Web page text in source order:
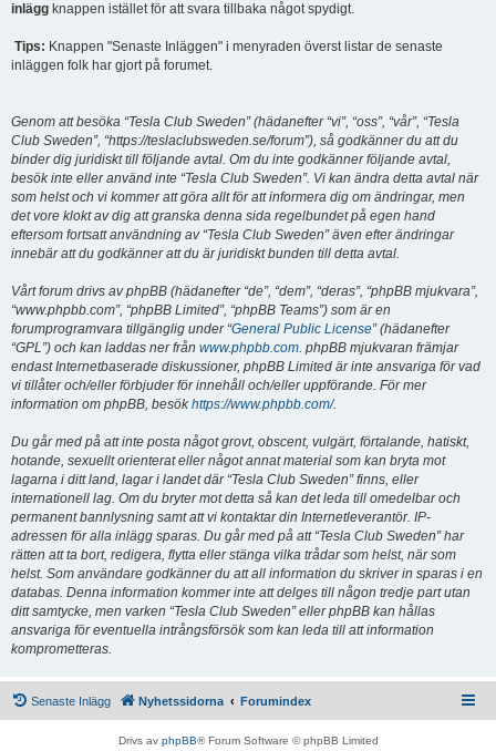
inlägg knappen istället för att svara tillbaka något spydigt.
Tips: Knappen "Senaste Inläggen" i menyraden överst listar de senaste
inläggen folk har gjort på forumet.
Genom att besöka “Tesla Club Sweden” (hädanefter “vi”, “oss”, “vår”, “Tesla
Club Sweden”, “https://teslaclubsweden.se/forum”), så godkänner du att du
binder dig juridiskt till följande avtal. Om du inte godkänner följande avtal,
besök inte eller använd inte “Tesla Club Sweden”. Vi kan ändra detta avtal när
som helst och vi kommer att göra allt för att informera dig om ändringar, men
det vore klokt av dig att granska denna sida regelbundet på egen hand
eftersom fortsatt användning av “Tesla Club Sweden” även efter ändringar
innebär att du godkänner att du är juridiskt bunden till detta avtal.
Vårt forum drivs av phpBB (hädanefter “de”, “dem”, “deras”, “phpBB mjukvara”,
“www.phpbb.com”, “phpBB Limited”, “phpBB Teams”) som är en
forumprogramvara tillgänglig under “General Public License” (hädanefter
“GPL”) och kan laddas ner från www.phpbb.com. phpBB mjukvaran främjar
endast Internetbaserade diskussioner, phpBB Limited är inte ansvariga för vad
vi tillåter och/eller förbjuder för innehåll och/eller uppförande. För mer
information om phpBB, besökhttps://www.phpbb.com/.
Du går med på att inte posta något grovt, obscent, vulgärt, förtalande, hatiskt,
hotande, sexuellt orienterat eller något annat material som kan bryta mot
lagarna i ditt land, lagar i landet där “Tesla Club Sweden” finns, eller
internationell lag. Om du bryter mot detta så kan det leda till omedelbar och
permanent bannlysning samt att vi kontaktar din Internetleverantör. IP-
adressen för alla inlägg sparas. Du går med på att “Tesla Club Sweden” har
rätten att ta bort, redigera, flytta eller stänga vilka trådar som helst, när som
helst. Som användare godkänner du att all information du skriver in sparas i en
databas. Denna information kommer inte att delges till någon tredje part utan
ditt samtycke, men varken “Tesla Club Sweden” eller phpBB kan hållas
ansvariga för eventuella intrångsförsök som kan leda till att information
komprometteras.
Senaste Inlägg Nyhetssidorna Forumindex
Drivs av phpBB® Forum Software © phpBB Limited